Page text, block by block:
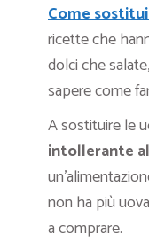
Come
ricette che
dolci che
sapere come
A sostituire le
intollerante
non ha più
a comprare.